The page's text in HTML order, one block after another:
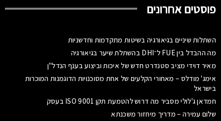
פוסטים אחרונים
השתלות שיניים בגיאורגיה בשיטות מתקדמות וחדשניות
מה ההבדל בין FUE ל־DHI בהשתלת שיער בגיאורגיה
מאיר דוידי מציב סטנדרט חדש של איכות וביצוע בענף הנדל"ן
אימג' מודלס – מאחורי הקלעים של אחת מסוכנויות הדוגמנות המוכרות
בישראל
חמדאן ג'לולי מסביר מה דרוש להטמעת תקן ISO 9001 בעסק
שלום עמירה – מדריך מיחזור משכנתא